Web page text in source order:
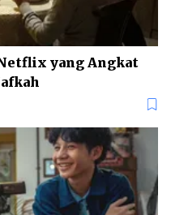
yang Angkat